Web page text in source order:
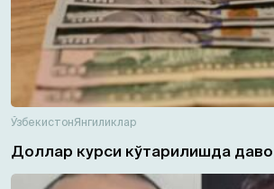
ЎзбекистонЯнгиликлар
Доллар курси кўтарилишда